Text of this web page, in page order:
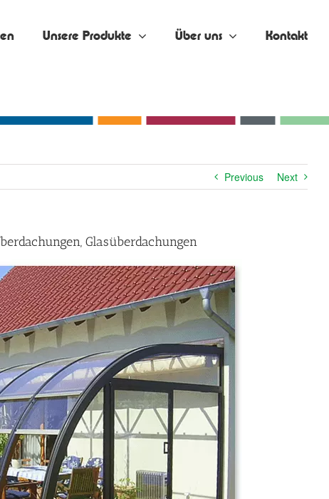
Unsere Produkte Über uns Kontakt
Previous Next
Glasüberdachungen